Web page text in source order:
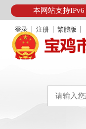
本网站支持IPv6
登录 注册 繁體版